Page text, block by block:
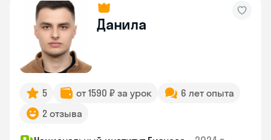
Данила
5 от 1590 ₽ за урок
6 лет опыта
2 отзыва